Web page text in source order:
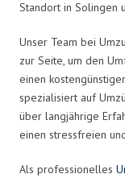
Standort in Solingen
Unser Team bei
zur Seite, um den
einen
spezialisiert auf
über langjährige
einen stressfreien
Als professionelles